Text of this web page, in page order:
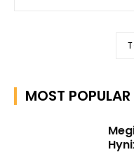
MOST POPULAR